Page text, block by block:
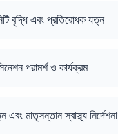
বৃদ্ধি এবং প্রতিরোধক যত্ন
পরামর্শ ও কার্যক্রম
মাতৃসন্তান স্বাস্থ্য নির্দেশনা